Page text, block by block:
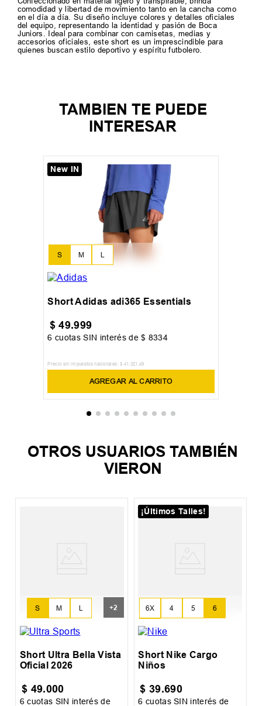
comodidad y libertad de movimiento tanto en la cancha como
en el día a día. Su diseño incluye colores y detalles oficiales
del equipo, representando la identidad y pasión de Boca
Juniors. Ideal para combinar con camisetas, medias y
accesorios oficiales, este short es un imprescindible para
quienes buscan estilo deportivo y espíritu futbolero.
TAMBIEN TE PUEDE
INTERESAR
New IN
S L
M
Short Adidas adi365 Essentials
$ 49.999
6 cuotas SIN interés de$ 8334
Precio sin impuestos nacionales: $ 41 321 49
AGREGAR AL CARRITO
OTROS USUARIOS TAMBIÉN
VIERON
S L
M +2
Short Ultra Bella Vista
Oficial 2026
$ 49.000
6 cuotas SIN interés de
¡Últimos Talles!
4 5 6
6X
7
Short Nike Cargo
Niños
$ 39.690
6 cuotas SIN interés de